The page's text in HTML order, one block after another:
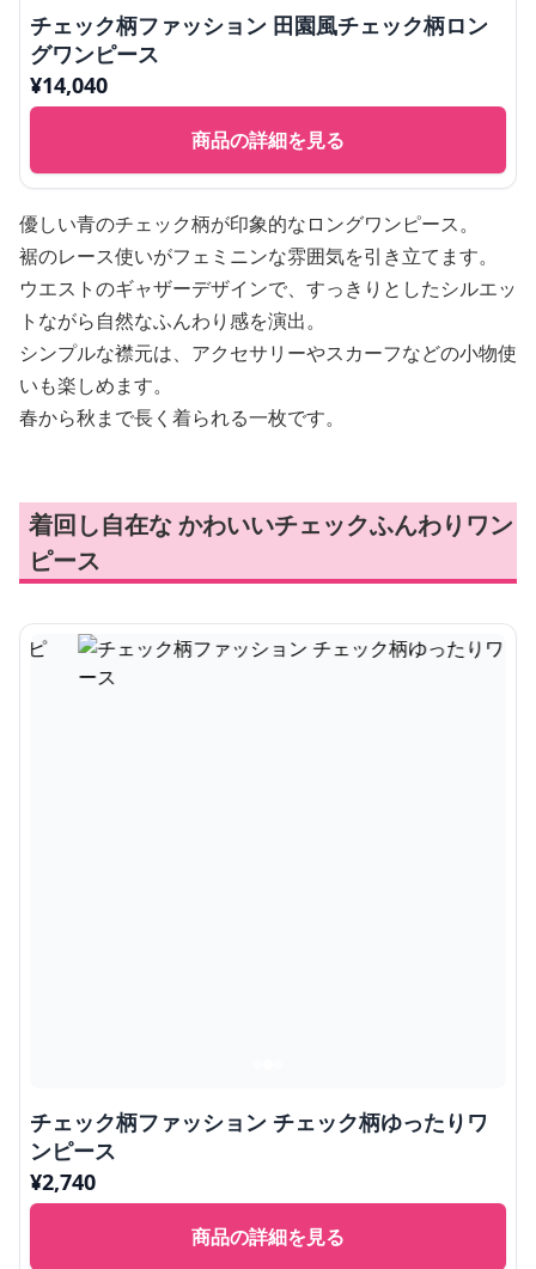
チェック柄ファッション 田園風チェック柄ロン
グワンピース
¥14,040
商品の詳細を見る
優しい青のチェック柄が印象的なロングワンピース。
裾のレース使いがフェミニンな雰囲気を引き立てます。
ウエストのギャザーデザインで、すっきりとしたシルエッ
トながら自然なふんわり感を演出。
シンプルな襟元は、アクセサリーやスカーフなどの小物使
いも楽しめます。
春から秋まで長く着られる一枚です。
着回し自在な かわいいチェックふんわりワン
ピース
チェック柄ファッション チェック柄ゆったりワ
ンピース
¥2,740
商品の詳細を見る